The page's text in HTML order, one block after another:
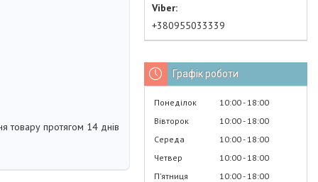
товару протягом 14 днів
+380955033339
Графік роботи
Понеділок 10:00 18:00
Вівторок
10:00 18:00
Середа
10:00 18:00
Четвер
10:00 18:00
Пʼятниця
10:00 18:00